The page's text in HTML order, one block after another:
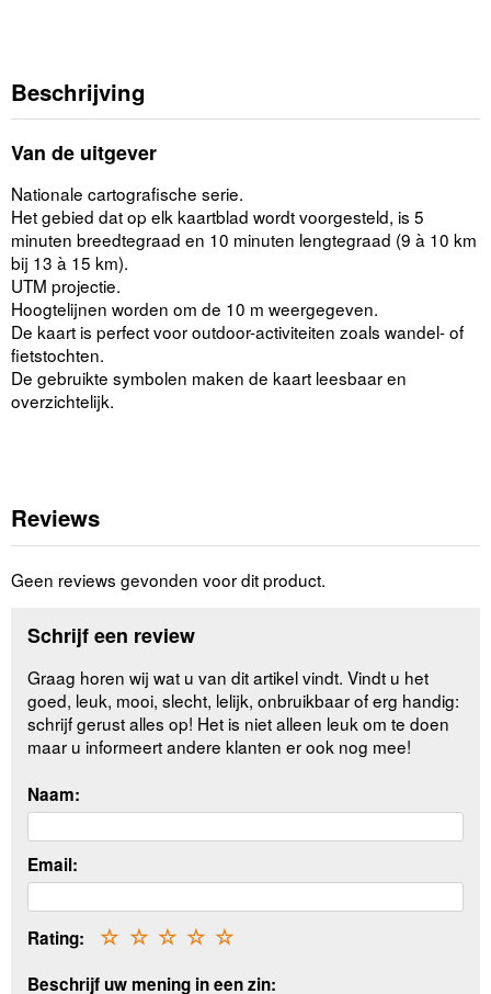
Beschrijving
Van de uitgever
Nationale cartografische serie.
Het gebied dat op elk kaartblad wordt voorgesteld, is 5
minuten breedtegraad en 10 minuten lengtegraad (9 à 10 km
bij 13 à 15 km).
UTM projectie.
Hoogtelijnen worden om de 10 m weergegeven.
De kaart is perfect voor outdoor-activiteiten zoals wandel- of
fietstochten.
De gebruikte symbolen maken de kaart leesbaar en
overzichtelijk.
Reviews
Geen reviews gevonden voor dit product.
Schrijf een review
Graag horen wij wat u van dit artikel vindt. Vindt u het
goed, leuk, mooi, slecht, lelijk, onbruikbaar of erg handig:
schrijf gerust alles op! Het is niet alleen leuk om te doen
maar u informeert andere klanten er ook nog mee!
Naam:
Email:
Rating: ☆
☆
☆
☆
☆
Beschrijf uw mening in een zin: